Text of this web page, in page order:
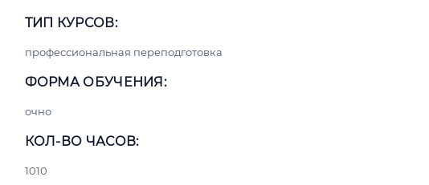
ТИП КУРСОВ:
профессиональная переподготовка
ФОРМА ОБУЧЕНИЯ:
очно
КОЛ-ВО ЧАСОВ:
1010